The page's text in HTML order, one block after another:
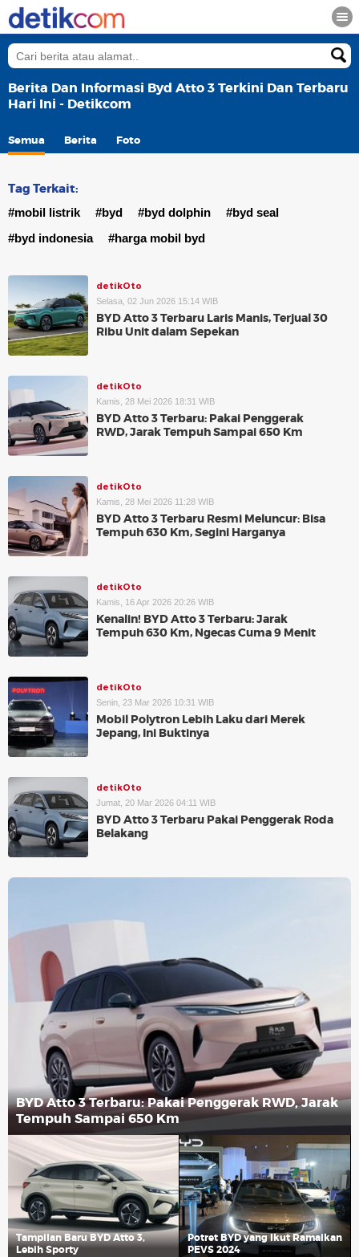
Berita Dan Informasi Byd Atto 3 Terkini Dan Terbaru
Hari Ini - Detikcom
Semua Berita Foto
Tag Terkait:
#mobil listrik #byd #byd dolphin
#byd seal
#byd indonesia
#harga mobil byd
detikOto
Selasa, 02 Jun 2026 15:14 WIB
BYD Atto 3 Terbaru Laris Manis, Terjual 30
Ribu Unit dalam Sepekan
detikOto
Kamis, 28 Mei 2026 18:31 WIB
BYD Atto 3 Terbaru: Pakai Penggerak
RWD, Jarak Tempuh Sampai 650 Km
detikOto
Kamis, 28 Mei 2026 11:28 WIB
BYD Atto 3 Terbaru Resmi Meluncur: Bisa
Tempuh 630 Km, Segini Harganya
detikOto
Kamis, 16 Apr 2026 20:26 WIB
Kenalin! BYD Atto 3 Terbaru: Jarak
Tempuh 630 Km, Ngecas Cuma 9 Menit
detikOto
Senin, 23 Mar 2026 10:31 WIB
Mobil Polytron Lebih Laku dari Merek
Jepang, Ini Buktinya
detikOto
Jumat, 20 Mar 2026 04:11 WIB
BYD Atto 3 Terbaru Pakai Penggerak Roda
Belakang
BYD Atto 3 Terbaru: Pakai Penggerak RWD, Jarak
Tempuh Sampai 650 Km
Tampilan Baru BYD Atto 3,
Lebih Sporty
Potret BYD yang Ikut Ramaikan
PEVS 2024